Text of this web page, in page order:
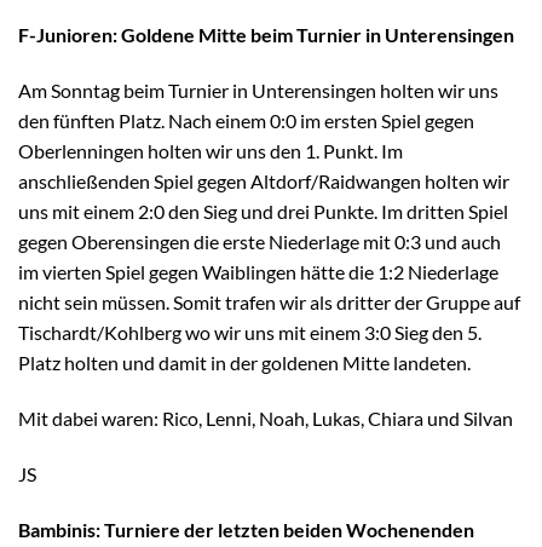
F-Junioren: Goldene Mitte beim Turnier in Unterensingen
Am Sonntag beim Turnier in Unterensingen holten wir uns
den fünften Platz. Nach einem 0:0 im ersten Spiel gegen
Oberlenningen holten wir uns den 1. Punkt. Im
anschließenden Spiel gegen Altdorf/Raidwangen holten wir
uns mit einem 2:0 den Sieg und drei Punkte. Im dritten Spiel
gegen Oberensingen die erste Niederlage mit 0:3 und auch
im vierten Spiel gegen Waiblingen hätte die 1:2 Niederlage
nicht sein müssen. Somit trafen wir als dritter der Gruppe auf
Tischardt/Kohlberg wo wir uns mit einem 3:0 Sieg den 5.
Platz holten und damit in der goldenen Mitte landeten.
Mit dabei waren: Rico, Lenni, Noah, Lukas, Chiara und Silvan
JS
Bambinis: Turniere der letzten beiden Wochenenden